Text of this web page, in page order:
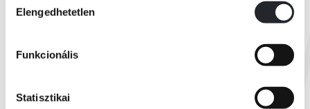
kiválasztása
Elengedhetetlen
Funkcionális
Statisztikai